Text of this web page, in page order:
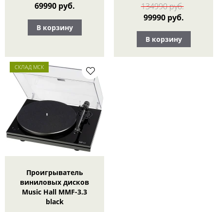
69990 руб.
В корзину
134990 руб.
99990 руб.
В корзину
СКЛАД МСК
Проигрыватель
виниловых дисков
Music Hall MMF-3.3
black